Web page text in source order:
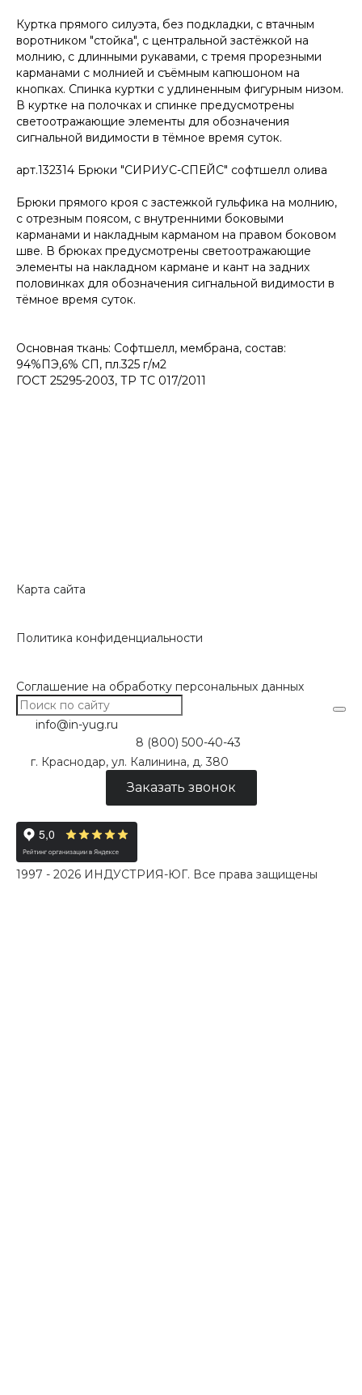
Куртка прямого силуэта, без подкладки, с втачным
воротником "стойка", с центральной застёжкой на
молнию, с длинными рукавами, с тремя прорезными
карманами с молнией и съёмным капюшоном на
кнопках. Спинка куртки с удлиненным фигурным низом.
В куртке на полочках и спинке предусмотрены
светоотражающие элементы для обозначения
сигнальной видимости в тёмное время суток.
арт.132314 Брюки "СИРИУС-СПЕЙС" софтшелл олива
Брюки прямого кроя с застежкой гульфика на молнию,
с отрезным поясом, с внутренними боковыми
карманами и накладным карманом на правом боковом
шве. В брюках предусмотрены светоотражающие
элементы на накладном кармане и кант на задних
половинках для обозначения сигнальной видимости в
тёмное время суток.
Основная ткань: Софтшелл, мембрана, состав:
94%ПЭ,6% СП, пл.325 г/м2
ГОСТ 25295-2003, ТР ТС 017/2011
Карта сайта
Политика конфиденциальности
Соглашение на обработку персональных данных
info@in-yug.ru
8 (800) 500-40-43
г. Краснодар, ул. Калинина, д. 380
Заказать звонок
1997 - 2026 ИНДУСТРИЯ-ЮГ. Все права защищены